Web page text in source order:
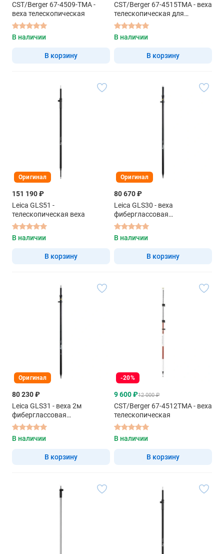
CST/Berger 67-4509-TMA -
веха телескопическая
В наличии
В корзину
CST/Berger 67-4515TMA - веха
телескопическая для
отражателей
В наличии
В корзину
Оригинал
151 190 ₽
Leica GLS51 -
телескопическая веха
В наличии
В корзину
Оригинал
80 670 ₽
Leica GLS30 - веха
фиберглассовая
телескопическая 2м
карбоновая
В наличии
В корзину
Оригинал
80 230 ₽
Leica GLS31 - веха 2м
фиберглассовая
телескопическая с
фитинговым соединением
В наличии
В корзину
-20%
9 600 ₽12 000 ₽
CST/Berger 67-4512TMA - веха
телескопическая
В наличии
В корзину